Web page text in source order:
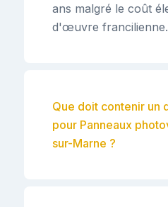
ans malgré le coût
d'œuvre francilienne.
Que doit contenir un
pour Panneaux
sur-Marne ?